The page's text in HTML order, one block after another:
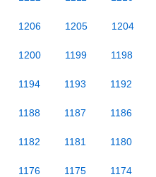
1206 1205 1204
1200 1199 1198
1194 1193 1192
1188 1187 1186
1182 1181 1180
1176 1175 1174